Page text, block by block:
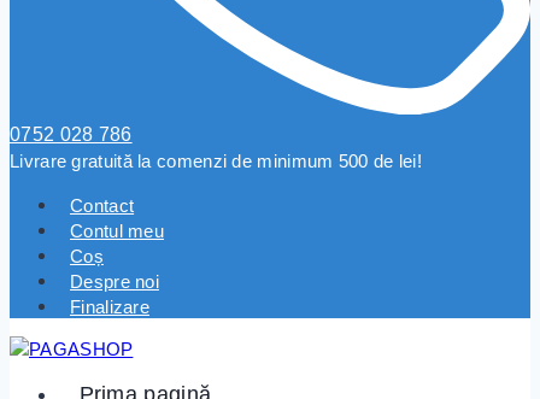
0752 028 786
Livrare gratuită la comenzi de minimum 500 de lei!
Contact
Contul meu
Coș
Despre noi
Finalizare